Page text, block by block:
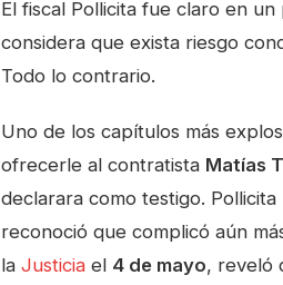
El fiscal Pollicita fue claro en
considera que exista riesgo
Todo lo contrario.
Uno de los capítulos más
ofrecerle al contratista Matías
declarara como testigo.
reconoció que complicó aún
la Justicia el 4 de mayo, reveló